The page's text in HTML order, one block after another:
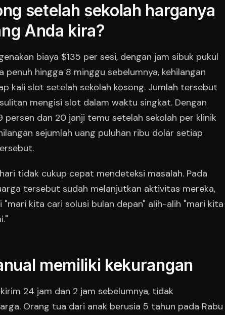
setelah sekolah harganya
Anda kira?
biaya $135 per sesi, dengan jam sibuk pukul
penuh hingga 8 minggu sebelumnya, kehilangan
kali slot setelah sekolah kosong. Jumlah tersebut
mengisi slot dalam waktu singkat. Dengan
dan 20 janji temu setelah sekolah per klinik
sejumlah uang puluhan ribu dolar setiap
tidak cukup cepat mendeteksi masalah. Pada
tersebut sudah melanjutkan aktivitas mereka,
kita cari solusi bulan depan" alih-alih "mari kita
memiliki kekurangan
24 jam dan 2 jam sebelumnya, tidak
Orang tua dari anak berusia 5 tahun pada Rabu